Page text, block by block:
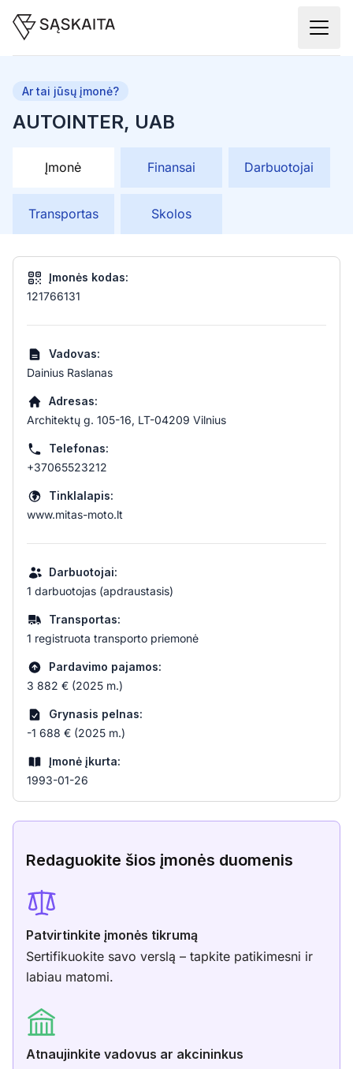
AUTOINTER, UAB
Ar tai jūsų įmonė?
Įmonė Finansai Darbuotojai
Transportas Skolos
Įmonės kodas:
121766131
Vadovas:
Dainius Raslanas
Adresas:
Architektų g. 105-16, LT-04209 Vilnius
Telefonas:
+37065523212
Tinklalapis:
www.mitas-moto.lt
Darbuotojai:
1 darbuotojas (apdraustasis)
Transportas:
1 registruota transporto priemonė
Pardavimo pajamos:
3 882 € (2025 m.)
Grynasis pelnas:
-1 688 € (2025 m.)
Įmonė įkurta:
1993-01-26
Redaguokite šios įmonės duomenis
Patvirtinkite įmonės tikrumą
Sertifikuokite savo verslą – tapkite patikimesni ir
labiau matomi.
Atnaujinkite vadovus ar akcininkus